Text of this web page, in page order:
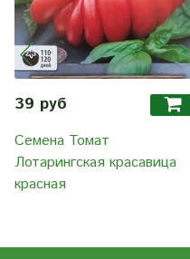
39 руб
Семена Томат
Лотарингская красавица
красная